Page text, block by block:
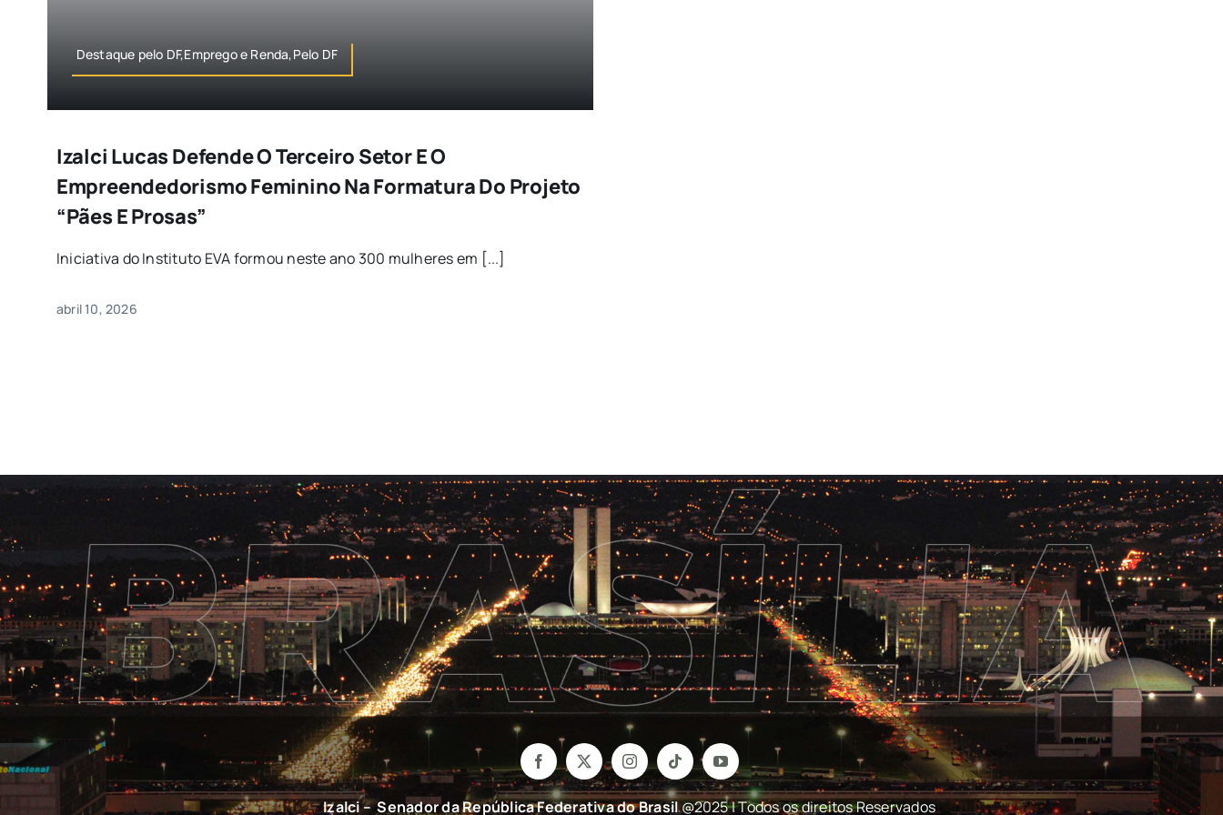
Destaque pelo DF,Emprego e Renda,Pelo DF
Izalci Lucas Defende O Terceiro Setor E O
Empreendedorismo Feminino Na Formatura Do Projeto
“Pães E Prosas”
Iniciativa do Instituto EVA formou neste ano 300 mulheres em [...]
abril 10, 2026
Izalci – Senador da República Federativa do Brasil@2025 | Todos os direitos Reservados